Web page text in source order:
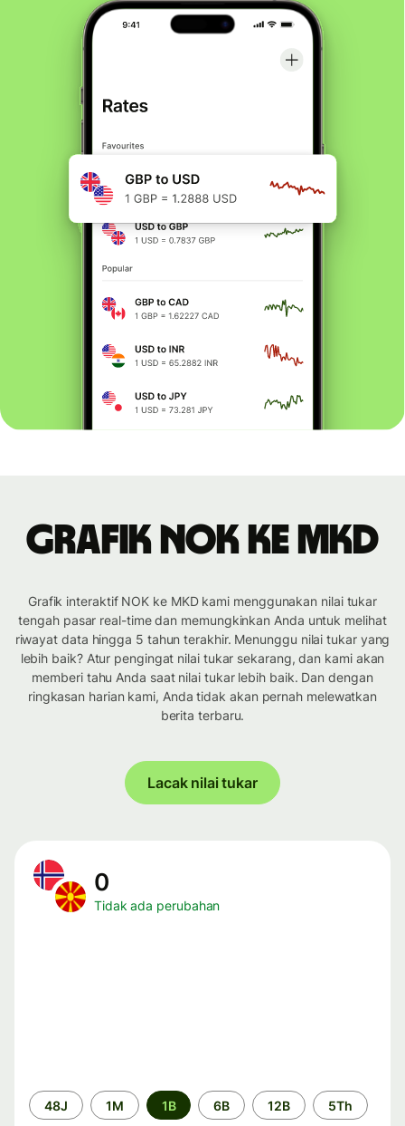
Grafik NOK ke MKD
Grafik interaktif NOK ke MKD kami menggunakan nilai tukar
tengah pasar real-time dan memungkinkan Anda untuk melihat
riwayat data hingga 5 tahun terakhir. Menunggu nilai tukar yang
lebih baik? Atur pengingat nilai tukar sekarang, dan kami akan
memberi tahu Anda saat nilai tukar lebih baik. Dan dengan
ringkasan harian kami, Anda tidak akan pernah melewatkan
berita terbaru.
Lacak nilai tukar
0
Tidak ada perubahan
Periode
waktu
48J 1M 1B 6B 12B 5Th